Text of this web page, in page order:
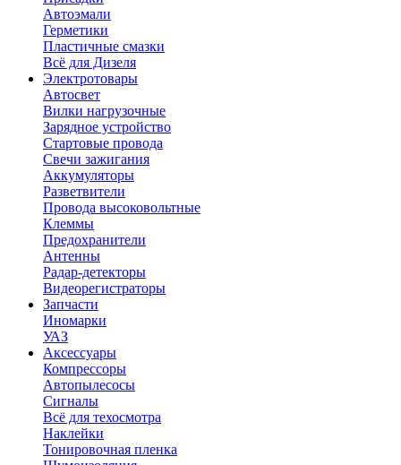
Автоэмали
Герметики
Пластичные смазки
Всё для Дизеля
Электротовары
Автосвет
Вилки нагрузочные
Зарядное устройство
Стартовые провода
Свечи зажигания
Аккумуляторы
Разветвители
Провода высоковольтные
Клеммы
Предохранители
Антенны
Радар-детекторы
Видеорегистраторы
Запчасти
Иномарки
УАЗ
Аксесcуары
Компрессоры
Автопылесосы
Сигналы
Всё для техосмотра
Наклейки
Тонировочная пленка